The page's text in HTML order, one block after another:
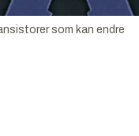
som kan endre